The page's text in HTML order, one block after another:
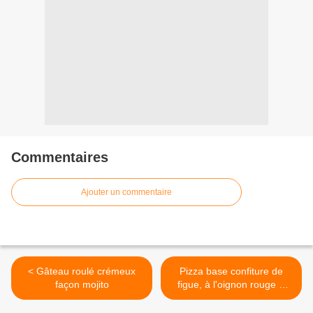
Commentaires
Ajouter un commentaire
< Gâteau roulé crémeux
façon mojito
Pizza base confiture de
figue, à l'oignon rouge &
chèvre >